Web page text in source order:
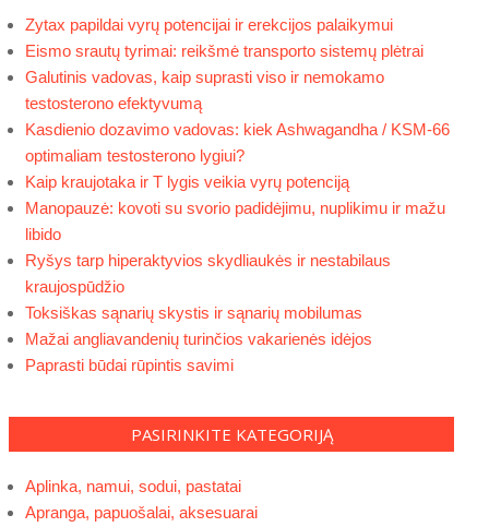
Zytax papildai vyrų potencijai ir erekcijos palaikymui
Eismo srautų tyrimai: reikšmė transporto sistemų plėtrai
Galutinis vadovas, kaip suprasti viso ir nemokamo
testosterono efektyvumą
Kasdienio dozavimo vadovas: kiek Ashwagandha / KSM-66
optimaliam testosterono lygiui?
Kaip kraujotaka ir T lygis veikia vyrų potenciją
Manopauzė: kovoti su svorio padidėjimu, nuplikimu ir mažu
libido
Ryšys tarp hiperaktyvios skydliaukės ir nestabilaus
kraujospūdžio
Toksiškas sąnarių skystis ir sąnarių mobilumas
Mažai angliavandenių turinčios vakarienės idėjos
Paprasti būdai rūpintis savimi
PASIRINKITE KATEGORIJĄ
Aplinka, namui, sodui, pastatai
Apranga, papuošalai, aksesuarai